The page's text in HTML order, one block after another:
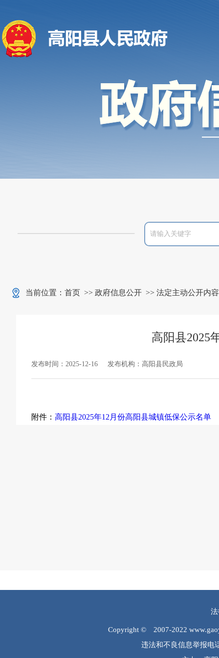
当前位置： 首页 >> 政府信息公开 >> 法定主动公开内容
高阳县2025
发布时间：2025-12-16 发布机构：高阳县民政局
附件：高阳县2025年12月份高阳县城镇低保公示名单
Copyright © 2007-2022
违法和不良信息举报电